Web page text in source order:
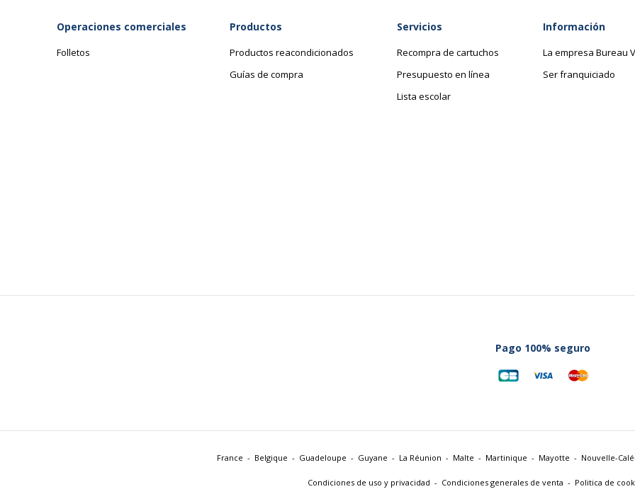
Operaciones comerciales
Folletos
Productos
Productos reacondicionados
Guías de compra
Servicios
Recompra de cartuchos
Presupuesto en línea
Lista escolar
Información
La empresa Bureau
Ser franquiciado
Pago 100% seguro
France Belgique Guadeloupe Guyane La Réunion Malte Martinique Mayotte Nouvelle-
Condiciones de uso y privacidad Condiciones generales de venta Politica de